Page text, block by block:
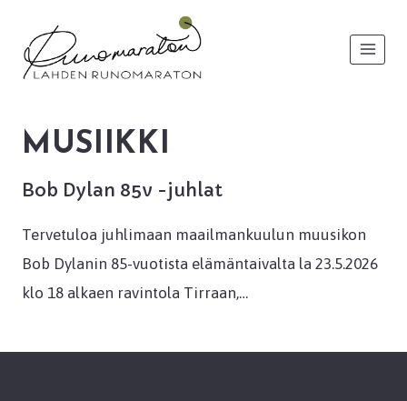
sisältöön
MUSIIKKI
Bob Dylan 85v -juhlat
Tervetuloa juhlimaan maailmankuulun muusikon
Bob Dylanin 85-vuotista elämäntaivalta la 23.5.2026
klo 18 alkaen ravintola Tirraan,…